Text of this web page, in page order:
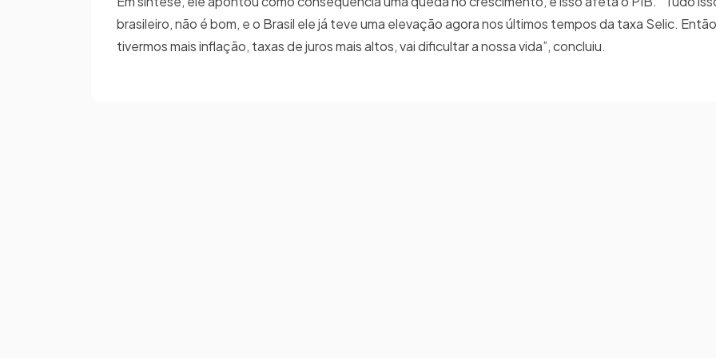
brasileiro, não é bom, e o Brasil ele já teve uma elevação agora nos últimos tempos da taxa Selic.
tivermos mais inflação, taxas de juros mais altos, vai dificultar a nossa vida”, concluiu.